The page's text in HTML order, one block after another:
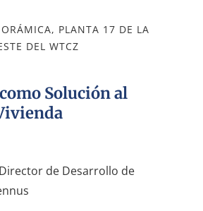
PLANTA 17 DE LA
DEL WTCZ
Solución al
de Desarrollo de